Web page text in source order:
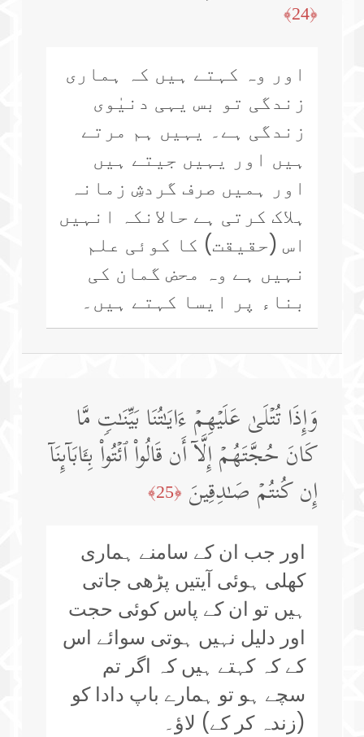
﴿24﴾
اور وہ کہتے ہیں کہ ہماری
زندگی تو بس یہی دنیٰوی
زندگی ہے۔ یہیں ہم مرتے
ہیں اور یہیں جیتے ہیں
اور ہمیں صرف گردشِ زمانہ
ہلاک کرتی ہے حالانکہ انہیں
اس (حقیقت) کا کوئی علم
نہیں ہے وہ محض گمان کی
بناء پر ایسا کہتے ہیں۔
وَإِذَا تُتۡلَىٰ عَلَیۡهِمۡ ءَایَـٰتُنَا بَیِّنَـٰتࣲ مَّا
كَانَ حُجَّتَهُمۡ إِلَّاۤ أَن قَالُوا۟ ٱئۡتُوا۟ بِـَٔابَاۤىِٕنَاۤ
إِن كُنتُمۡ صَـٰدِقِینَ ﴿25﴾
اور جب ان کے سامنے ہماری
کھلی ہوئی آیتیں پڑھی جاتی
ہیں تو ان کے پاس کوئی حجت
اور دلیل نہیں ہوتی سوائے اس
کے کہ کہتے ہیں کہ اگر تم
سچے ہو تو ہمارے باپ دادا کو
(زندہ کر کے) لاؤ۔